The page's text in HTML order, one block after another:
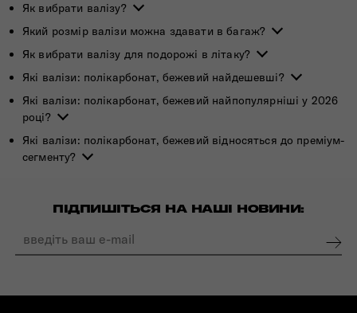
Як вибрати валізу?
Який розмір валізи можна здавати в багаж?
Як вибрати валізу для подорожі в літаку?
Які валізи: полікарбонат, бежевий найдешевші?
Які валізи: полікарбонат, бежевий найпопулярніші у 2026
році?
Які валізи: полікарбонат, бежевий відносяться до преміум-
сегменту?
ПІДПИШІТЬСЯ НА НАШІ НОВИНИ: